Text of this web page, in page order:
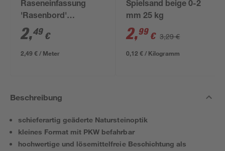
Raseneinfassung
'Rasenbord'
beidseitig abgerundet
5 x 25 x 100 cm grau
2,49 €
2,49 € / Meter
Spielsand beige 0-2
mm 25 kg
2,99 € 3,29 €
0,12 € / Kilogramm
Beschreibung
schieferartig geäderte Natursteinoptik
kleines Format mit PKW befahrbar
hochwertige und lösemittelfreie Beschichtung als